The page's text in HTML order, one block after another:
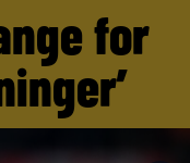
for